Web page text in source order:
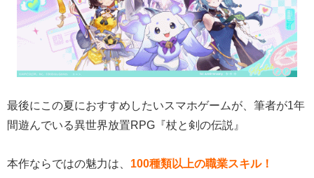
最後にこの夏におすすめしたいスマホゲームが、筆者が1年
間遊んでいる異世界放置RPG『杖と剣の伝説』
本作ならではの魅力は、 100種類以上の職業スキル！